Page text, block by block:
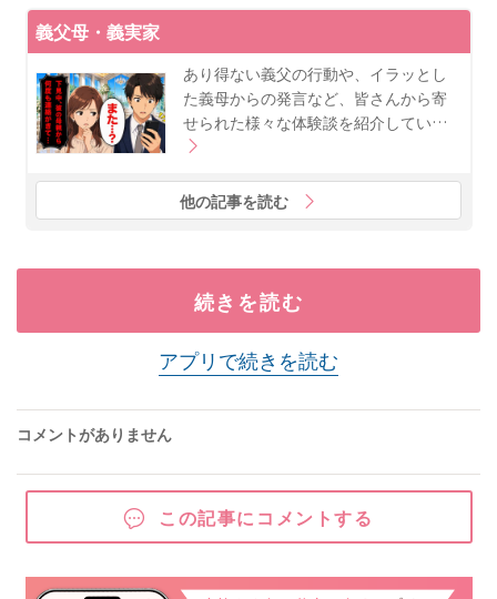
義父母・義実家
あり得ない義父の行動や、イラッとし
た義母からの発言など、皆さんから寄
せられた様々な体験談を紹介してい…
他の記事を読む
続きを読む
アプリで続きを読む
コメントがありません
この記事にコメントする